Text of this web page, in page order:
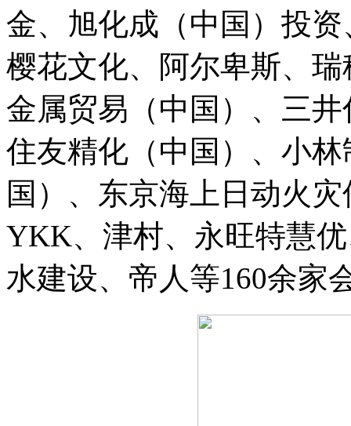
金、旭化成（中国）投
樱花文化、阿尔卑斯、
金属贸易（中国）、三
住友精化（中国）、小
国）、东京海上日动火
YKK、津村、永旺特慧
水建设、帝人等160余家